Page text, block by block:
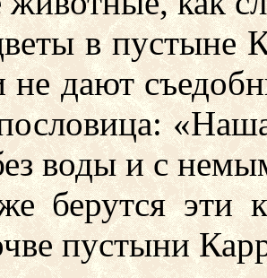
в пустыне
не дают
воды и с
берутся эти
пустыни